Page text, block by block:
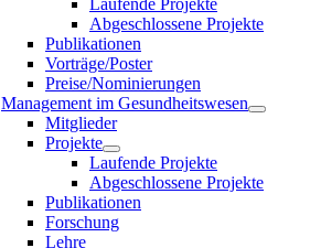
Abgeschlossene Projekte
Publikationen
Vorträge/Poster
Preise/Nominierungen
Management im Gesundheitswesen
Mitglieder
Projekte
Laufende Projekte
Abgeschlossene Projekte
Publikationen
Forschung
Lehre